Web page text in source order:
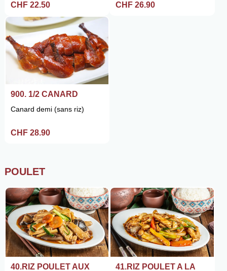
CHF 22.50 CHF 26.90
900. 1/2 CANARD
Canard demi (sans riz)
CHF 28.90
POULET
40.RIZ POULET AUX
41.RIZ POULET A LA